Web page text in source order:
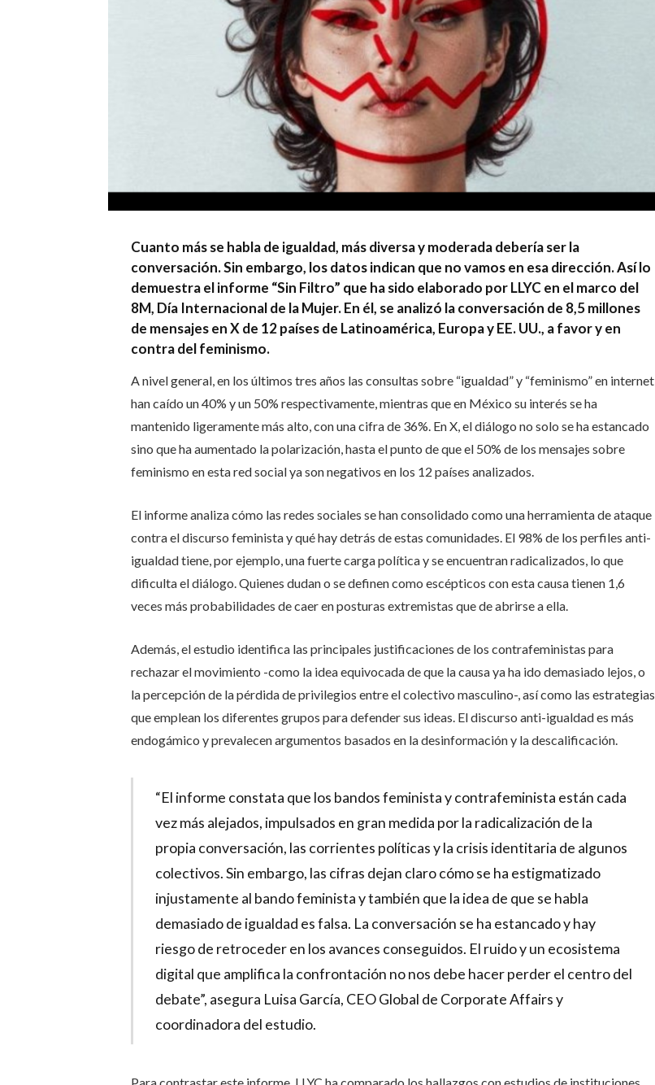
Cuanto más se habla de igualdad, más diversa y moderada debería ser la
conversación. Sin embargo, los datos indican que no vamos en esa dirección. Así lo
demuestra el informe “Sin Filtro” que ha sido elaborado por LLYC en el marco del
8M, Día Internacional de la Mujer. En él, se analizó la conversación de 8,5 millones
de mensajes en X de 12 países de Latinoamérica, Europa y EE. UU., a favor y en
contra del feminismo.
A nivel general, en los últimos tres años las consultas sobre “igualdad” y “feminismo” en internet
han caído un 40% y un 50% respectivamente, mientras que en México su interés se ha
mantenido ligeramente más alto, con una cifra de 36%. En X, el diálogo no solo se ha estancado
sino que ha aumentado la polarización, hasta el punto de que el 50% de los mensajes sobre
feminismo en esta red social ya son negativos en los 12 países analizados.
El informe analiza cómo las redes sociales se han consolidado como una herramienta de ataque
contra el discurso feminista y qué hay detrás de estas comunidades. El 98% de los perfiles anti-
igualdad tiene, por ejemplo, una fuerte carga política y se encuentran radicalizados, lo que
dificulta el diálogo. Quienes dudan o se definen como escépticos con esta causa tienen 1,6
veces más probabilidades de caer en posturas extremistas que de abrirse a ella.
Además, el estudio identifica las principales justificaciones de los contrafeministas para
rechazar el movimiento -como la idea equivocada de que la causa ya ha ido demasiado lejos, o
la percepción de la pérdida de privilegios entre el colectivo masculino-, así como las estrategias
que emplean los diferentes grupos para defender sus ideas. El discurso anti-igualdad es más
endogámico y prevalecen argumentos basados en la desinformación y la descalificación.
“El informe constata que los bandos feminista y contrafeminista están cada
vez más alejados, impulsados en gran medida por la radicalización de la
propia conversación, las corrientes políticas y la crisis identitaria de algunos
colectivos. Sin embargo, las cifras dejan claro cómo se ha estigmatizado
injustamente al bando feminista y también que la idea de que se habla
demasiado de igualdad es falsa. La conversación se ha estancado y hay
riesgo de retroceder en los avances conseguidos. El ruido y un ecosistema
digital que amplifica la confrontación no nos debe hacer perder el centro del
debate”, asegura Luisa García, CEO Global de Corporate Affairs y
coordinadora del estudio.